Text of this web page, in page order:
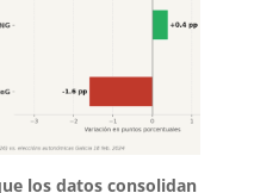
los datos consolidan